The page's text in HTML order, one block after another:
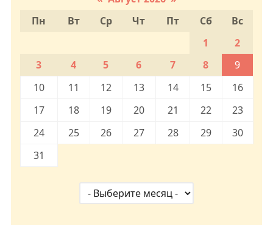
Пн
Вт Ср Чт Пт Сб
Вс
1
2
3
4 5 6 7 8
9
10
11 12 13 14 15
16
17
18 19 20 21 22
23
24
25 26 27 28 29
30
31